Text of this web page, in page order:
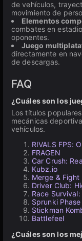
de vehículos,
movimiento de
Elementos
combates en
oponentes.
Juego
directamente en
de descargas.
FAQ
¿Cuáles son los
Los títulos
mecánicas
vehículos.
RIVALS FPS:
FRAGEN
Car Crush:
Kubz.io
Merge & Fight
Driver Club:
Race
Sprunki
Stickman
Battlefeel
¿Cuáles son los